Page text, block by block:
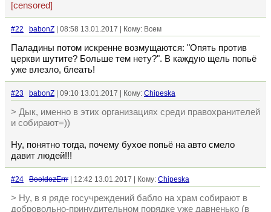
[censored]
#22 babonZ | 08:58 13.01.2017 | Кому: Всем
Паладины потом искренне возмущаются: "Опять против
церкви шутите? Больше тем нету?". В каждую щель попьё
уже влезло, блеать!
#23 babonZ | 09:10 13.01.2017 | Кому: Chipeska
> Дык, именно в этих организациях среди правохранителей
и собирают=))
Ну, понятно тогда, почему бухое попьё на авто смело
давит людей!!!
#24 BooldozErrr | 12:42 13.01.2017 | Кому: Chipeska
> Ну, в я ряде госучреждений бабло на храм собирают в
добровольно-принудительном порядке уже давненько (в